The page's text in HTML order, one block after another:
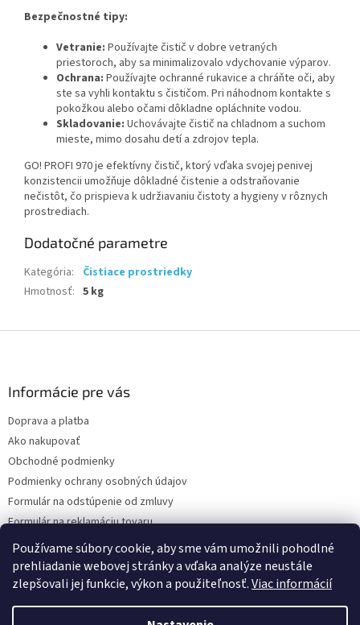
Používame súbory cookie, aby sme vám umožnili pohodlné
prehliadanie webovej stránky a vďaka analýze neustále
zlepšovali jej funkcie, výkon a použiteľnosť.Viac informácií
Bezpečnostné tipy:
Vetranie: Používajte čistič v dobre vetraných
priestoroch, aby sa minimalizovalo vdychovanie výparov.
Ochrana: Používajte ochranné rukavice a chráňte oči, aby
ste sa vyhli kontaktu s čističom. Pri náhodnom kontakte s
pokožkou alebo očami dôkladne opláchnite vodou.
Skladovanie: Uchovávajte čistič na chladnom a suchom
mieste, mimo dosahu detí a zdrojov tepla.
GO! PROFI 970 je efektívny čistič, ktorý vďaka svojej penivej
konzistencii umožňuje dôkladné čistenie a odstraňovanie
nečistôt, čo prispieva k udržiavaniu čistoty a hygieny v rôznych
prostrediach.
Dodatočné parametre
Kategória:
Čistiace prostriedky
Hmotnosť: 5 kg
Informácie pre vás
Doprava a platba
Ako nakupovať
Obchodné podmienky
Podmienky ochrany osobných údajov
Formulár na odstúpenie od zmluvy
Formulár na reklamáciu tovaru
Kontakty